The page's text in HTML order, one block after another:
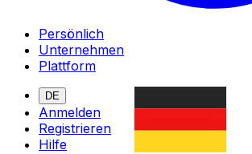
Persönlich
Unternehmen
Plattform
DE
Anmelden
Registrieren
Hilfe